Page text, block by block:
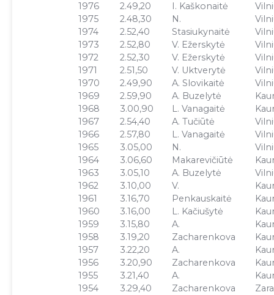
1976
1975
1974
1973
1972
1971
1970
1969
1968
1967
1966
1965
1964
1963
1962
1961
1960
1959
1958
1957
1956
1955
1954
2.49,20
2.48,30
2.52,40
2.52,80
2.52,30
2.51,50
2.49,90
2.59,90
3.00,90
2.54,40
2.57,80
3.05,00
3.06,60
3.05,10
3.10,00
3.16,70
3.16,00
3.15,80
3.19,20
3.22,20
3.20,90
3.21,40
3.29,40
I. Kaškonaitė
N.
Stasiukynaitė
V. Ežerskytė
V. Ežerskytė
V. Uktverytė
A. Slovikaitė
A. Buzelytė
L. Vanagaitė
A. Tučiūtė
L. Vanagaitė
N.
Makarevičiūtė
A. Buzelytė
V.
Penkauskaitė
L. Kačiušytė
A.
Zacharenkova
A.
Zacharenkova
A.
Zacharenkova